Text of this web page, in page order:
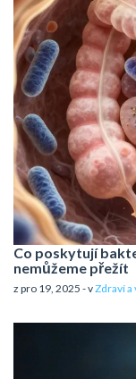
Co poskytují
nemůžeme přežít
z pro 19, 2025 - vZdraví a